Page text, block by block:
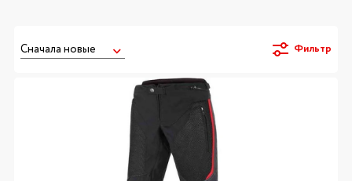
Фильтр